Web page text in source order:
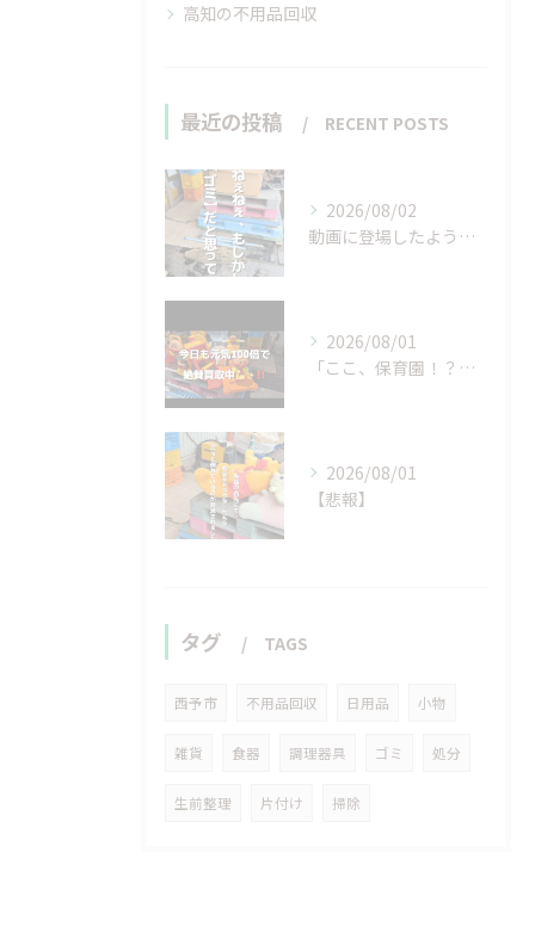
高知の不用品回収
最近の投稿 RECENT POSTS
2026/08/02
動画に登場したような…
2026/08/01
「ここ、保育園！？」と
2026/08/01
【悲報】
タグ TAGS
西予市 不用品回収 日用品 小物
雑貨 食器 調理器具 ゴミ 処分
生前整理 片付け 掃除